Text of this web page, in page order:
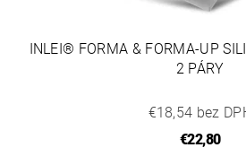
INLEI® FORMA & FORMA-UP
2 PÁRY
€18,54 bez
€22,80